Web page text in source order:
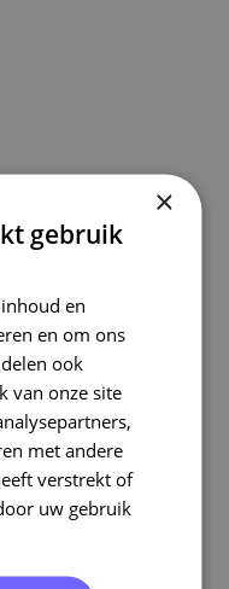
×
gebruik
en
en om ons
ook
van onze site
met andere
verstrekt of
uw gebruik